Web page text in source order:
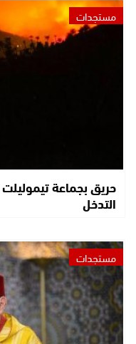
مستجدات
حريق بجماعة
التدخل
مستجدات